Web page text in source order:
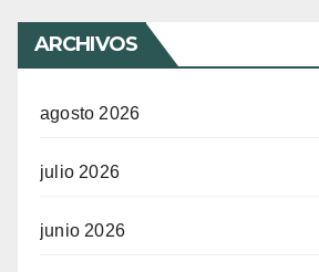
ARCHIVOS
agosto 2026
julio 2026
junio 2026